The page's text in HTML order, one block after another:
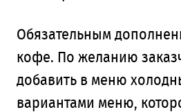
Обязательным
кофе. По желанию
добавить в меню
вариантами меню,